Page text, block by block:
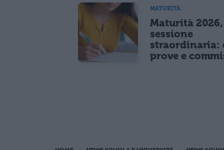
MATURITÀ
Maturità 2026,
sessione
straordinaria:
prove e